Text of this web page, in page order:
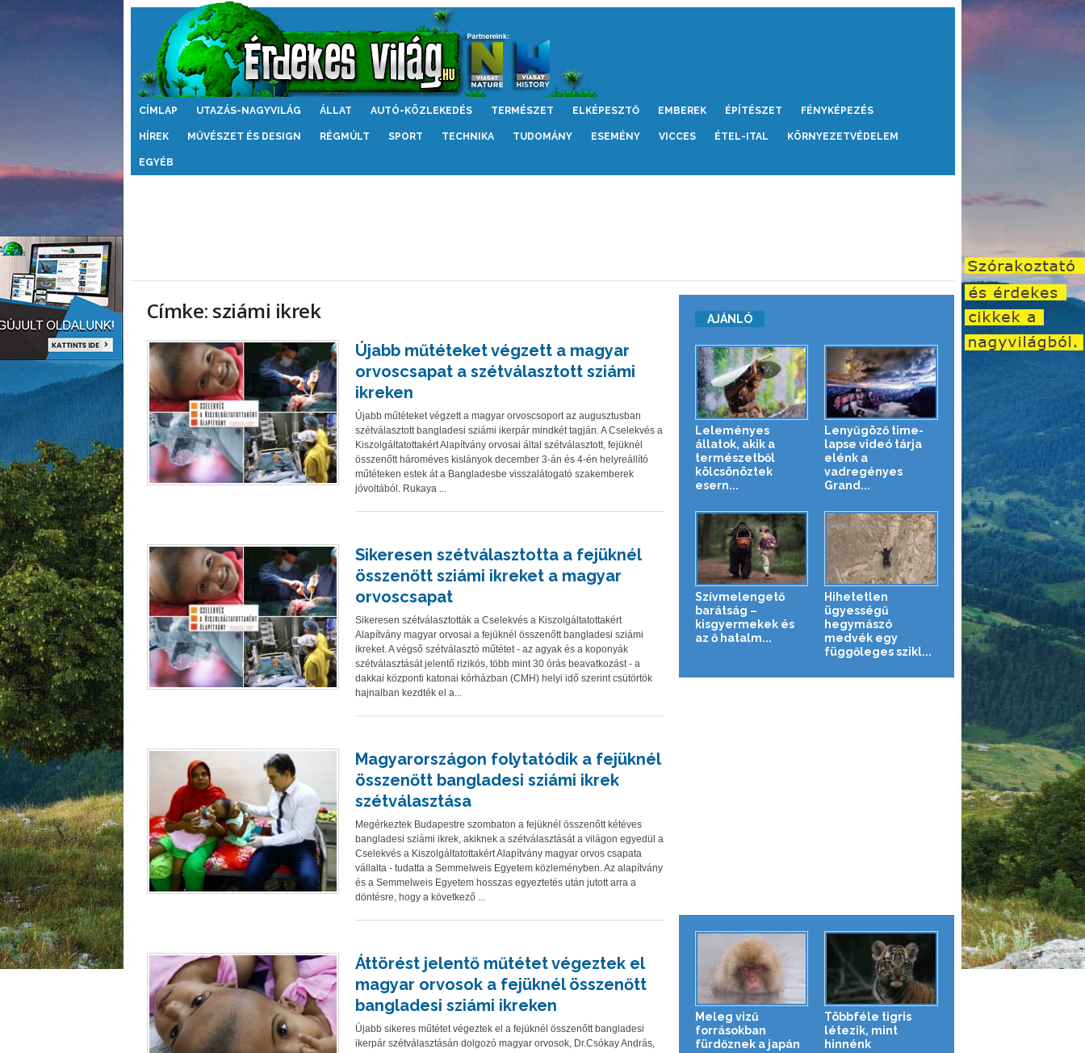
Érdekes
CÍMLAP UTAZÁS-NAGYVILÁG ÁLLAT AUTÓ-KÖZLEKEDÉS TERMÉSZET ELKÉPESZTŐ EMBEREK ÉPÍTÉSZET FÉNYKÉPEZÉS
HÍREK MŰVÉSZET ÉS DESIGN RÉGMÚLT SPORT TECHNIKA TUDOMÁNY ESEMÉNY VICCES ÉTEL-ITAL KÖRNYEZETVÉDELEM
EGYÉB
Címke: sziámi ikrek
Újabb műtéteket végzett a magyar
orvoscsapat a szétválasztott sziámi
ikreken
Újabb műtéteket végzett a magyar orvoscsoport az augusztusban
szétválasztott bangladesi sziámi ikerpár mindkét tagján. A Cselekvés a
Kiszolgáltatottakért Alapítvány orvosai által szétválasztott, fejüknél
összenőtt hároméves kislányok december 3-án és 4-én helyreállító
műtéteken estek át a Bangladesbe visszalátogató szakemberek
jóvoltából. Rukaya ...
Sikeresen szétválasztotta a fejüknél
összenőtt sziámi ikreket a magyar
orvoscsapat
Sikeresen szétválasztották a Cselekvés a Kiszolgáltatottakért
Alapítvány magyar orvosai a fejüknél összenőtt bangladesi sziámi
ikreket. A végső szétválasztó műtétet - az agyak és a koponyák
szétválasztását jelentő rizikós, több mint 30 órás beavatkozást - a
dakkai központi katonai kórházban (CMH) helyi idő szerint csütörtök
hajnalban kezdték el a...
Magyarországon folytatódik a fejüknél
összenőtt bangladesi sziámi ikrek
szétválasztása
Megérkeztek Budapestre szombaton a fejüknél összenőtt kétéves
bangladesi sziámi ikrek, akiknek a szétválasztását a világon egyedül a
Cselekvés a Kiszolgáltatottakért Alapítvány magyar orvos csapata
vállalta - tudatta a Semmelweis Egyetem közleményben. Az alapítvány
és a Semmelweis Egyetem hosszas egyeztetés után jutott arra a
döntésre, hogy a következő ...
Áttörést jelentő műtétet végeztek el
magyar orvosok a fejüknél összenőtt
bangladesi sziámi ikreken
Újabb sikeres műtétet végeztek el a fejüknél összenőtt bangladesi
ikerpár szétválasztásán dolgozó magyar orvosok, Dr.Csókay András,
AJÁNLÓ
Leleményes
állatok, akik a
természetből
kölcsönöztek
esern...
Lenyűgöző time-
lapse videó tárja
elénk a
vadregényes
Grand...
Szívmelengető
barátság –
kisgyermekek és
az ő hatalm...
Hihetetlen
ügyességű
hegymászó
medvék egy
függőleges szikl...
Meleg vizű
forrásokban
fürdőznek a japán
Többféle tigris
létezik, mint
hinnénk